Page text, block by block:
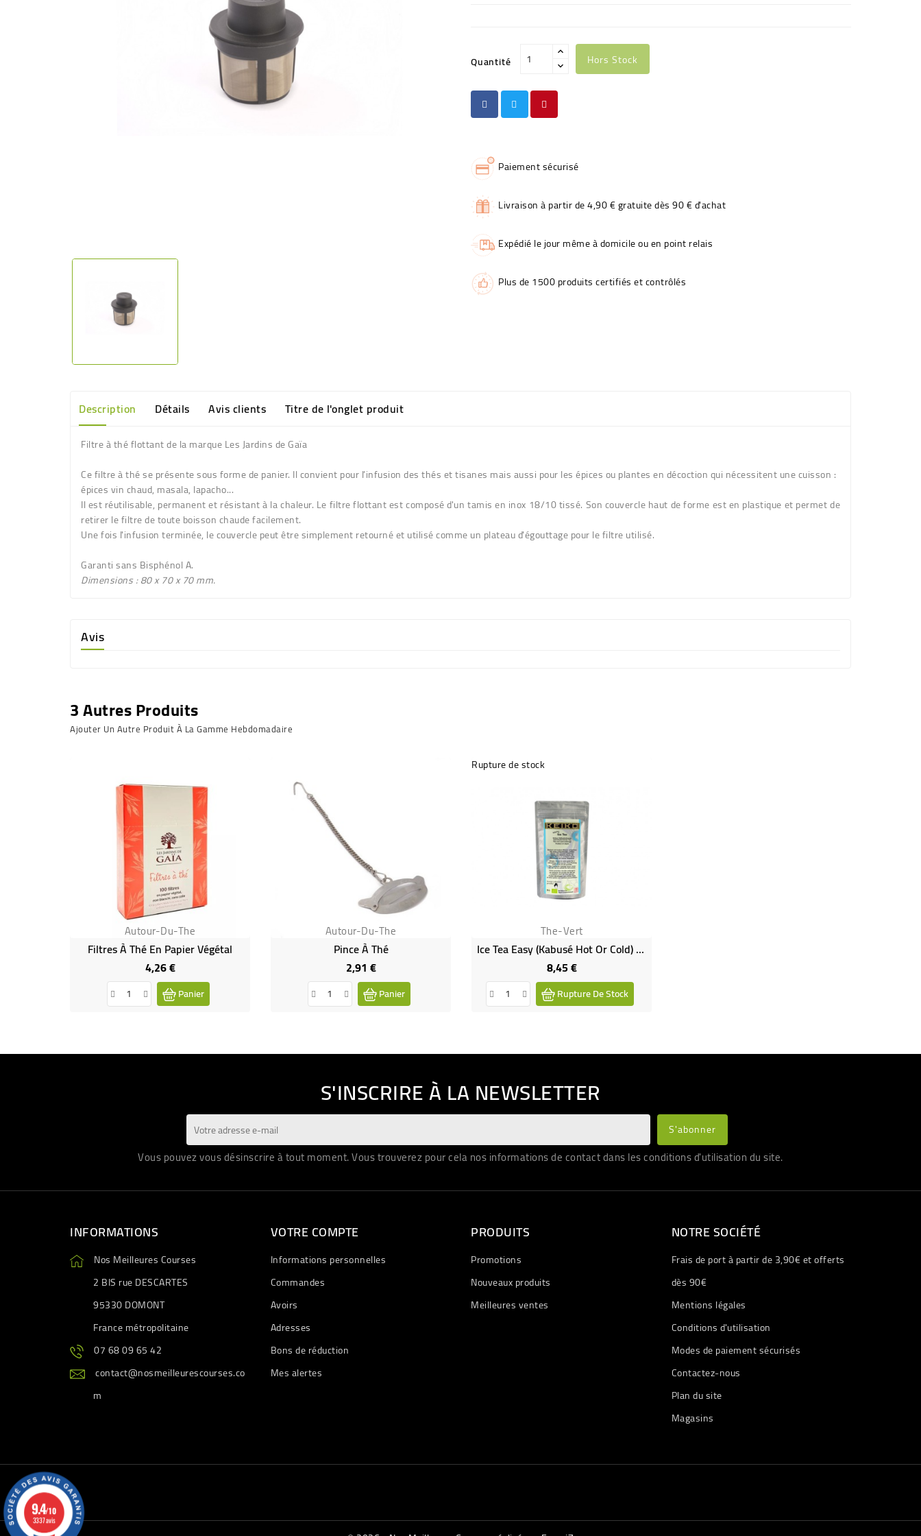
Quantité Hors Stock
Paiement sécurisé
Livraison à partir de 4,90 € gratuite dès 90 € d'achat
Expédié le jour même à domicile ou en point relais
Plus de 1500 produits certifiés et contrôlés
Description Détails Avis clients Titre de l'onglet produit
Filtre à thé flottant de la marque Les Jardins de Gaïa
Ce filtre à thé se présente sous forme de panier. Il convient pour l’infusion des thés et tisanes mais aussi pour les épices ou plantes en décoction qui nécessitent une cuisson :
épices vin chaud, masala, lapacho...
Il est réutilisable, permanent et résistant à la chaleur. Le filtre flottant est composé d'un tamis en inox 18/10 tissé. Son couvercle haut de forme est en plastique et permet de
retirer le filtre de toute boisson chaude facilement.
Une fois l'infusion terminée, le couvercle peut être simplement retourné et utilisé comme un plateau d'égouttage pour le filtre utilisé.
Garanti sans Bisphénol A.
Dimensions : 80 x 70 x 70 mm.
Avis
3 Autres Produits
Ajouter Un Autre Produit À La Gamme Hebdomadaire
Autour-Du-The
Filtres À Thé En Papier Végétal
4,26 €Prix
Panier
Autour-Du-The
Pince À Thé
2,91 €Prix
Panier
Rupture de stock
The-Vert
Ice Tea Easy (Kabusé Hot Or Cold) Bio
8,45 €Prix
Rupture De Stock
S'INSCRIRE À LA NEWSLETTER
Vous pouvez vous désinscrire à tout moment. Vous trouverez pour cela nos informations de contact dans les conditions d'utilisation du site.
INFORMATIONS
Nos Meilleures Courses
2 BIS rue DESCARTES
95330 DOMONT
France métropolitaine
07 68 09 65 42
contact@nosmeilleurescourses.co
m
VOTRE COMPTE
Informations personnelles
Commandes
Avoirs
Adresses
Bons de réduction
Mes alertes
PRODUITS
Promotions
Nouveaux produits
Meilleures ventes
NOTRE SOCIÉTÉ
Frais de port à partir de 3,90€ et offerts
dès 90€
Mentions légales
Conditions d'utilisation
Modes de paiement sécurisés
Contactez-nous
Plan du site
Magasins
9.4/10
3337 avis